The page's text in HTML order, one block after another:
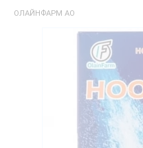
ОЛАЙНФАРМ АО